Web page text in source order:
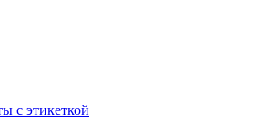
с этикеткой